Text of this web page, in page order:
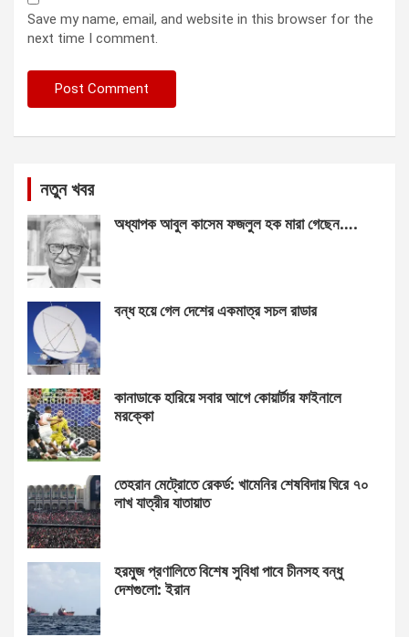
Save my name, email, and website in this browser for the
next time I comment.
নতুন খবর
অধ্যাপক আবুল কাসেম ফজলুল হক মারা গেছেন….
বন্ধ হয়ে গেল দেশের একমাত্র সচল রাডার
কানাডাকে হারিয়ে সবার আগে কোয়ার্টার ফাইনালে
মরক্কো
তেহরান মেট্রোতে রেকর্ড: খামেনির শেষবিদায় ঘিরে ৭০
লাখ যাত্রীর যাতায়াত
হরমুজ প্রণালিতে বিশেষ সুবিধা পাবে চীনসহ বন্ধু
দেশগুলো: ইরান